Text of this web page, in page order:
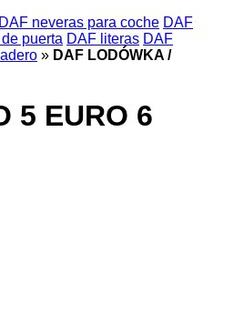
DAF neveras para coche DAF
puerta DAF literas DAF
» DAF LODÓWKA /
5 EURO 6